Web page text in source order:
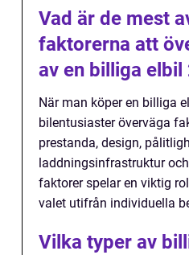
Vad är de mest
faktorerna att
av en billiga elbil
När man köper en billiga
bilentusiaster överväga
prestanda, design,
laddningsinfrastruktur
faktorer spelar en viktig
valet utifrån individuella
Vilka typer av